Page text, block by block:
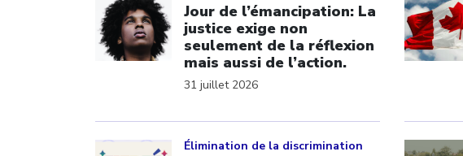
Jour de l’émancipation: La
justice exige non
seulement de la réflexion
mais aussi de l’action.
31 juillet 2026
Élimination de la discrimination